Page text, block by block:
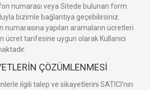
numarası veya Sitede bulunan form
bizimle bağlantıya geçebilirsiniz.
yapılan aramaların ücretleri
tarifesine uygun olarak Kullanıcı
ÇÖZÜMLENMESİ
ilgili talep ve sikayetlerini SATICI’nın